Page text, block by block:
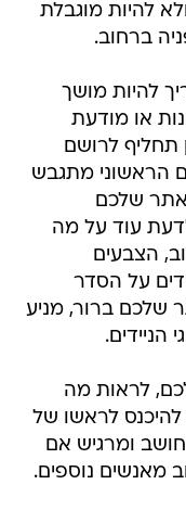
להיות מוגבלת
ברחוב.
להיות מושך
או מודעת
תחליף לרושם
הראשוני מתגבש
שלכם
עוד על מה
הצבעים
על הסדר
שלכם ברור, מניע
הניידים.
לראות מה
לראשו של
ומרגיש אם
מאנשים נוספים.